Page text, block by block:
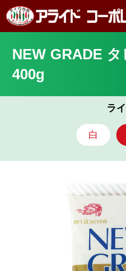
NEW GRADE タ
400g
ラ
白